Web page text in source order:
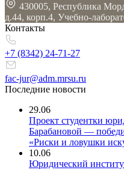
430005, Республика
д.44, корп.4, Учебно-
Контакты
+7 (8342) 24-71-27
fac-jur@adm.mrsu.ru
Последние новости
29.06
Проект студентки
Барабановой —
«Риски и ловушки
10.06
Юридический